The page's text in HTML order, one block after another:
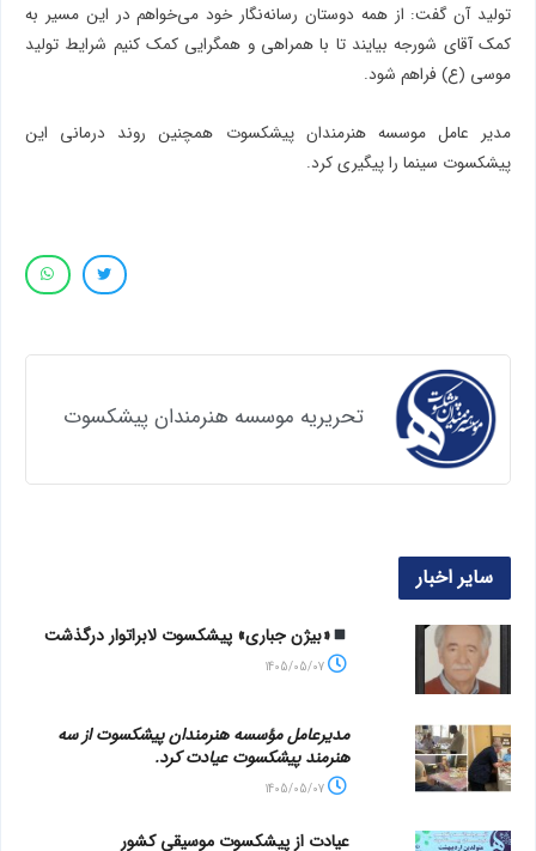
تولید آن گفت: از همه دوستان رسانه‌نگار خود می‌خواهم در این مسیر به
کمک آقای شورجه بیایند تا با همراهی و همگرایی کمک کنیم شرایط تولید
موسی (ع) فراهم شود.
مدیر عامل موسسه هنرمندان پیشکسوت همچنین روند درمانی این
پیشکسوت سینما را پیگیری کرد.
تحریریه موسسه هنرمندان پیشکسوت
سایر اخبار
«بیژن جباری» پیشکسوت لابراتوار درگذشت
مدیرعامل مؤسسه هنرمندان پیشکسوت از سه
هنرمند پیشکسوت عیادت کرد.
عیادت از پیشکسوت موسیقی کشور